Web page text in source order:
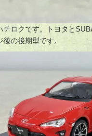
チロクです。トヨタと
後の後期型です。